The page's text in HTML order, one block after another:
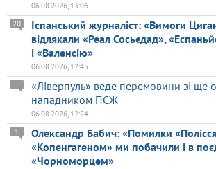
06.08.2026, 13:06
Іспанський журналіст: «Вимоги
відлякали «Реал Сосьєдад»,
і «Валенсію»
20
06.08.2026, 12:45
«Ліверпуль» веде перемовини зі ще
нападником ПСЖ
06.08.2026, 12:24
Олександр Бабич: «Помилки
«Копенгагеном» ми побачили і в
«Чорноморцем»
1